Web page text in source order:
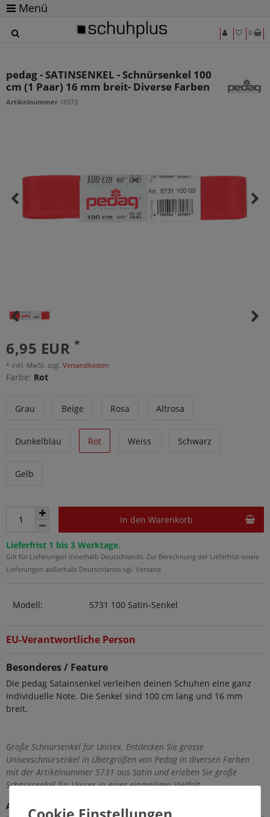
Menü
0
pedag - SATINSENKEL - Schnürsenkel 100
cm (1 Paar) 16 mm breit- Diverse Farben
Artikelnummer 16573
6,95 EUR*
* inkl. MwSt. zzgl. Versandkosten
Farbe: Rot
Grau Beige Rosa Altrosa
Dunkelblau Rot Weiss Schwarz
Gelb
In den Warenkorb
Lieferfrist 1 bis 3 Werktage.
Gilt für Lieferungen innerhalb Deutschlands. Zur Berechnung der Lieferfrist sowie
Lieferungen außerhalb Deutschlands vgl. Versand
Modell: 5731 100 Satin-Senkel
EU-Verantwortliche Person
Besonderes / Feature
Die pedag Satainsenkel verleihen deinen Schuhen eine ganz
individuelle Note. Die Senkel sind 100 cm lang und 16 mm
breit.
Große Schnürsenkel für Unisex. Entdecken Sie grosse
Unisexschnürsenkel in Übergrößen von Pedag in diversen Farben
mit der Artikelnummer 5731 aus Satin und erleben Sie große
Schnürsenkel für Unisex in einer einmaligen Vielfalt.
Außenmaterial
Synthetik